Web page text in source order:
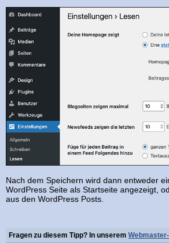
Nach dem Speichern wird dann entweder
WordPress Seite als Startseite angezeigt,
aus den WordPress Posts.
Fragen zu diesem Tipp? In unserem